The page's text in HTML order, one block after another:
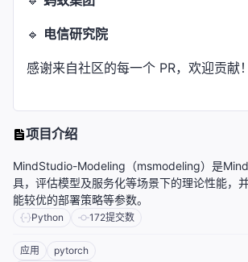
🔹 电信研究院
感谢来自社区的每一个 PR，欢迎贡献！
项目介绍
MindStudio-Modeling（msmodeling）是
具，评估模型及服务化等场景下的理论性能，
能较优的部署策略等参数。
Python 172提交数
应用
pytorch